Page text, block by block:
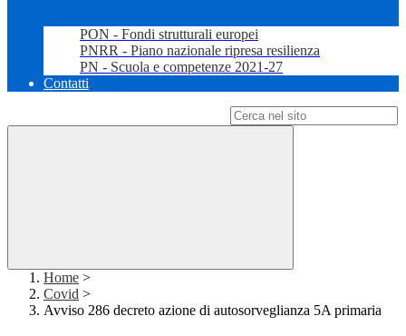
PON - Fondi strutturali europei
PNRR - Piano nazionale ripresa resilienza
PN - Scuola e competenze 2021-27
Contatti
Home >
Covid >
Avviso 286 decreto azione di autosorveglianza 5A primaria